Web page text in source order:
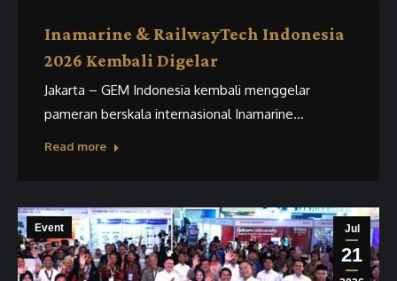
Inamarine & RailwayTech Indonesia
2026 Kembali Digelar
Jakarta – GEM Indonesia kembali menggelar
pameran berskala internasional Inamarine…
Read more
Jul
21
Event